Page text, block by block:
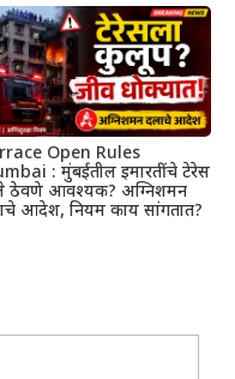
Open Rules
: मुंबईतील इमारतींचे टेरेस
ठेवणे आवश्यक? अग्निशमन
आदेश, नियम काय सांगतात?